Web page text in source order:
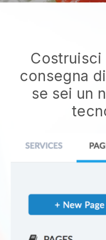
consegna
se sei un